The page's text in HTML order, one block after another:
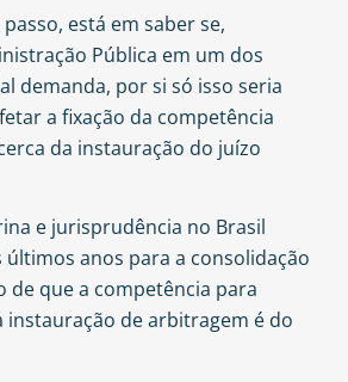
está em saber se,
Pública em um dos
demanda, por si só isso seria
a fixação da competência
da instauração do juízo
e jurisprudência no Brasil
anos para a consolidação
de que a competência para
instauração de arbitragem é do